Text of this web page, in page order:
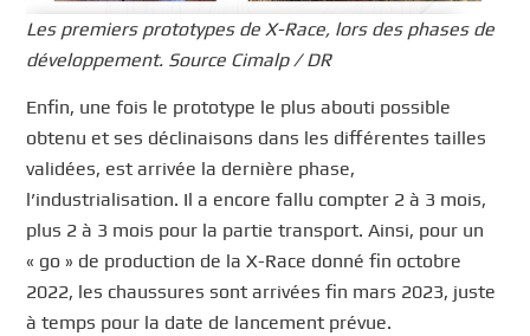
Les premiers prototypes de X-Race, lors des phases de
développement. Source Cimalp / DR
Enfin, une fois le prototype le plus abouti possible
obtenu et ses déclinaisons dans les différentes tailles
validées, est arrivée la dernière phase,
l’industrialisation. Il a encore fallu compter 2 à 3 mois,
plus 2 à 3 mois pour la partie transport. Ainsi, pour un
« go » de production de la X-Race donné fin octobre
2022, les chaussures sont arrivées fin mars 2023, juste
à temps pour la date de lancement prévue.